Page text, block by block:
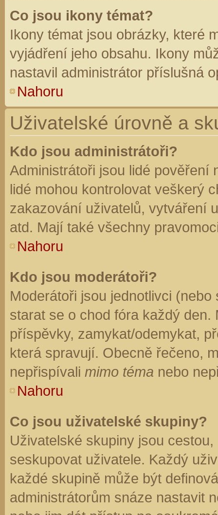
Co jsou ikony témat?
Ikony témat jsou obrázky, které
vyjádření jeho obsahu. Ikony
nastavil administrátor příslušná
Nahoru
Uživatelské úrovně a
Kdo jsou administrátoři?
Administrátoři jsou lidé pověření
lidé mohou kontrolovat veškerý
zakazování uživatelů, vytváření
atd. Mají také všechny
Nahoru
Kdo jsou moderátoři?
Moderátoři jsou jednotlivci
starat se o chod fóra každý
příspěvky, zamykat/odemykat,
která spravují. Obecně řečeno,
nepřispívali mimo téma nebo
Nahoru
Co jsou uživatelské skupiny?
Uživatelské skupiny jsou
seskupovat uživatele. Každý
každé skupině může být
administrátorům snáze nastavit